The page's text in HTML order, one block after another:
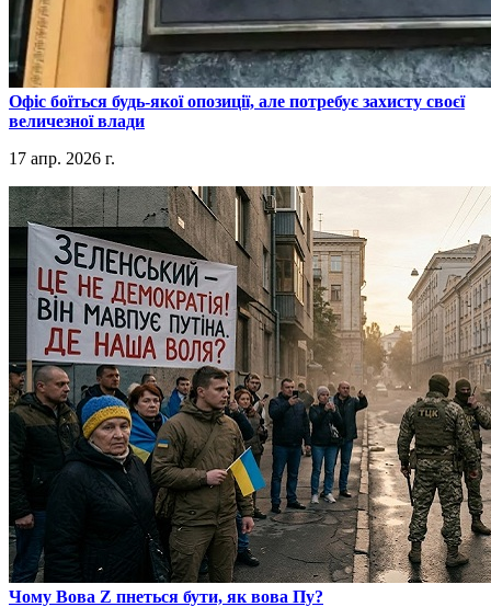
​Офіс боїться будь-якої опозиції, але потребує захисту своєї
величезної влади
17 апр. 2026 г.
​Чому Вова Z пнеться бути, як вова Пу?